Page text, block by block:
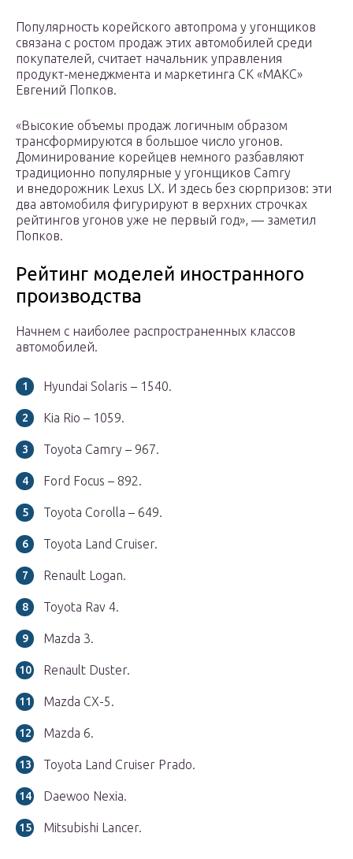
Популярность корейского автопрома у угонщиков
связана с ростом продаж этих автомобилей среди
покупателей, считает начальник управления
продукт-менеджмента и маркетинга СК «МАКС»
Евгений Попков.
«Высокие объемы продаж логичным образом
трансформируются в большое число угонов.
Доминирование корейцев немного разбавляют
традиционно популярные у угонщиков Camry
и внедорожник Lexus LX. И здесь без сюрпризов: эти
два автомобиля фигурируют в верхних строчках
рейтингов угонов уже не первый год», — заметил
Попков.
Рейтинг моделей иностранного
производства
Начнем с наиболее распространенных классов
автомобилей.
Hyundai Solaris – 1540.
Kia Rio – 1059.
Toyota Camry – 967.
Ford Focus – 892.
Toyota Corolla – 649.
Toyota Land Cruiser.
Renault Logan.
Toyota Rav 4.
Mazda 3.
Renault Duster.
Mazda CX-5.
Mazda 6.
Toyota Land Cruiser Prado.
Daewoo Nexia.
Mitsubishi Lancer.